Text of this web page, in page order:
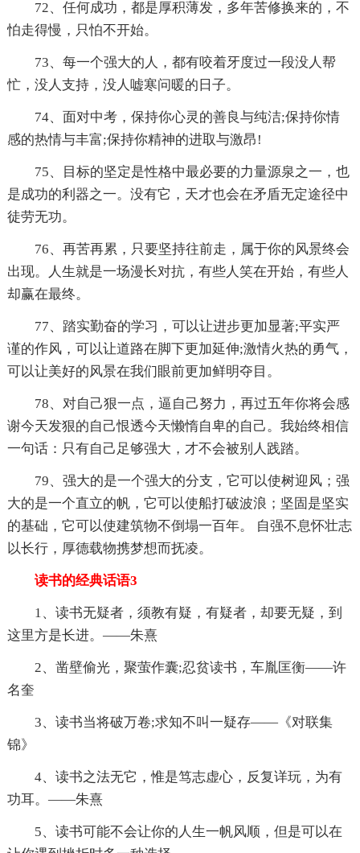
72、任何成功，都是厚积薄发，多年苦修换来的，不
怕走得慢，只怕不开始。
73、每一个强大的人，都有咬着牙度过一段没人帮
忙，没人支持，没人嘘寒问暖的日子。
74、面对中考，保持你心灵的善良与纯洁;保持你情
感的热情与丰富;保持你精神的进取与激昂!
75、目标的坚定是性格中最必要的力量源泉之一，也
是成功的利器之一。没有它，天才也会在矛盾无定途径中
徒劳无功。
76、再苦再累，只要坚持往前走，属于你的风景终会
出现。人生就是一场漫长对抗，有些人笑在开始，有些人
却赢在最终。
77、踏实勤奋的学习，可以让进步更加显著;平实严
谨的作风，可以让道路在脚下更加延伸;激情火热的勇气，
可以让美好的风景在我们眼前更加鲜明夺目。
78、对自己狠一点，逼自己努力，再过五年你将会感
谢今天发狠的自己恨透今天懒惰自卑的自己。我始终相信
一句话：只有自己足够强大，才不会被别人践踏。
79、强大的是一个强大的分支，它可以使树迎风；强
大的是一个直立的帆，它可以使船打破波浪；坚固是坚实
的基础，它可以使建筑物不倒塌一百年。 自强不息怀壮志
以长行，厚德载物携梦想而抚凌。
读书的经典话语3
1、读书无疑者，须教有疑，有疑者，却要无疑，到
这里方是长进。——朱熹
2、凿壁偷光，聚萤作囊;忍贫读书，车胤匡衡——许
名奎
3、读书当将破万卷;求知不叫一疑存——《对联集
锦》
4、读书之法无它，惟是笃志虚心，反复详玩，为有
功耳。——朱熹
5、读书可能不会让你的人生一帆风顺，但是可以在